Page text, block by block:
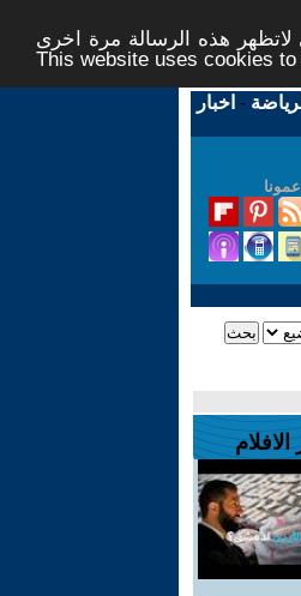
هذه الرسالة مرة اخرى -
This website uses cookies
- اخبار
الافلام